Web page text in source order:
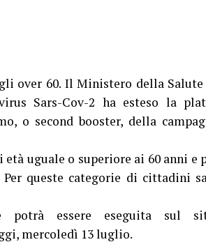
over 60. Il Ministero della
Sars-Cov-2 ha esteso la
o second booster, della
uguale o superiore ai 60 anni e
queste categorie di cittadini
potrà essere eseguita sul
mercoledì 13 luglio.